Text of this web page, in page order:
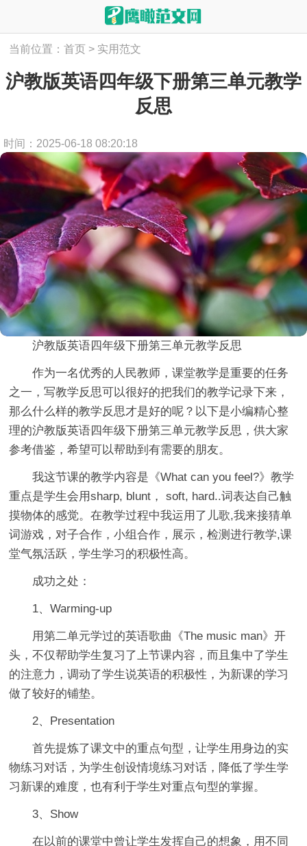
当前位置：首页 > 实用范文
沪教版英语四年级下册第三单元教学
反思
时间：2025-06-18 08:20:18
沪教版英语四年级下册第三单元教学反思
作为一名优秀的人民教师，课堂教学是重要的任务
之一，写教学反思可以很好的把我们的教学记录下来，
那么什么样的教学反思才是好的呢？以下是小编精心整
理的沪教版英语四年级下册第三单元教学反思，供大家
参考借鉴，希望可以帮助到有需要的朋友。
我这节课的教学内容是《What can you feel?》教学
重点是学生会用sharp, blunt， soft, hard..词表达自己触
摸物体的感觉。在教学过程中我运用了儿歌,我来接猜单
词游戏，对子合作，小组合作，展示，检测进行教学,课
堂气氛活跃，学生学习的积极性高。
成功之处：
1、Warming-up
用第二单元学过的英语歌曲《The music man》开
头，不仅帮助学生复习了上节课内容，而且集中了学生
的注意力，调动了学生说英语的积极性，为新课的学习
做了较好的铺垫。
2、Presentation
首先提炼了课文中的重点句型，让学生用身边的实
物练习对话，为学生创设情境练习对话，降低了学生学
习新课的难度，也有利于学生对重点句型的掌握。
3、Show
在以前的课堂中曾让学生发挥自己的想象，用不同